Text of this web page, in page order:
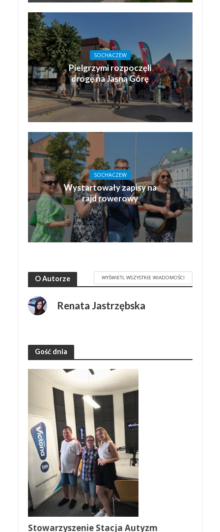
SOCHACZEW
Pielgrzymi rozpoczęli
drogę na Jasną Górę
SOCHACZEW
Wystartowały zapisy na
rajd rowerowy
O Autorze WYŚWIETL WSZYSTKIE WIADOMOŚCI
Renata Jastrzębska
Gość dnia
Stowarzyszenie Stacja Autyzm